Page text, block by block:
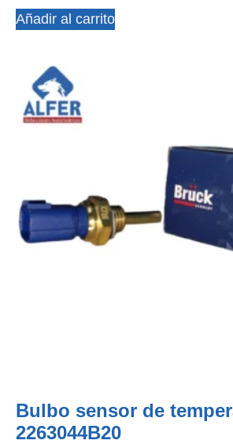
Añadir al carrito
Bulbo sensor de
2263044B20